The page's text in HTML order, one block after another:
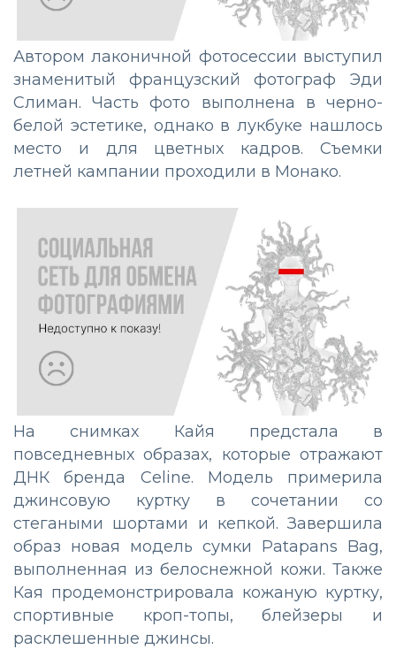
Автором лаконичной фотосессии выступил
знаменитый французский фотограф Эди
Слиман. Часть фото выполнена в черно-
белой эстетике, однако в лукбуке нашлось
место и для цветных кадров. Съемки
летней кампании проходили в Монако.
На снимках Кайя предстала в
повседневных образах, которые отражают
ДНК бренда Celine. Модель примерила
джинсовую куртку в сочетании со
стегаными шортами и кепкой. Завершила
образ новая модель сумки Patapans Bag,
выполненная из белоснежной кожи. Также
Кая продемонстрировала кожаную куртку,
спортивные кроп-топы, блейзеры и
расклешенные джинсы.